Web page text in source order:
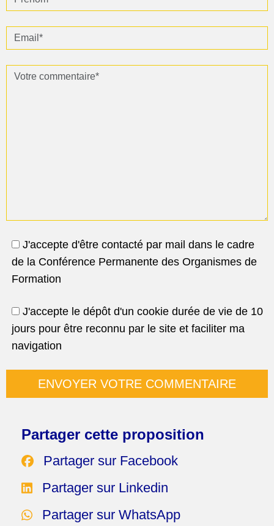
Email* :
Votre commentaire* :
J'accepte d'être contacté par mail dans le cadre
de la Conférence Permanente des Organismes de
Formation
J'accepte le dépôt d'un cookie durée de vie de 10
jours pour être reconnu par le site et faciliter ma
navigation
Partager cette proposition
Partager sur Facebook
Partager sur Linkedin
Partager sur WhatsApp